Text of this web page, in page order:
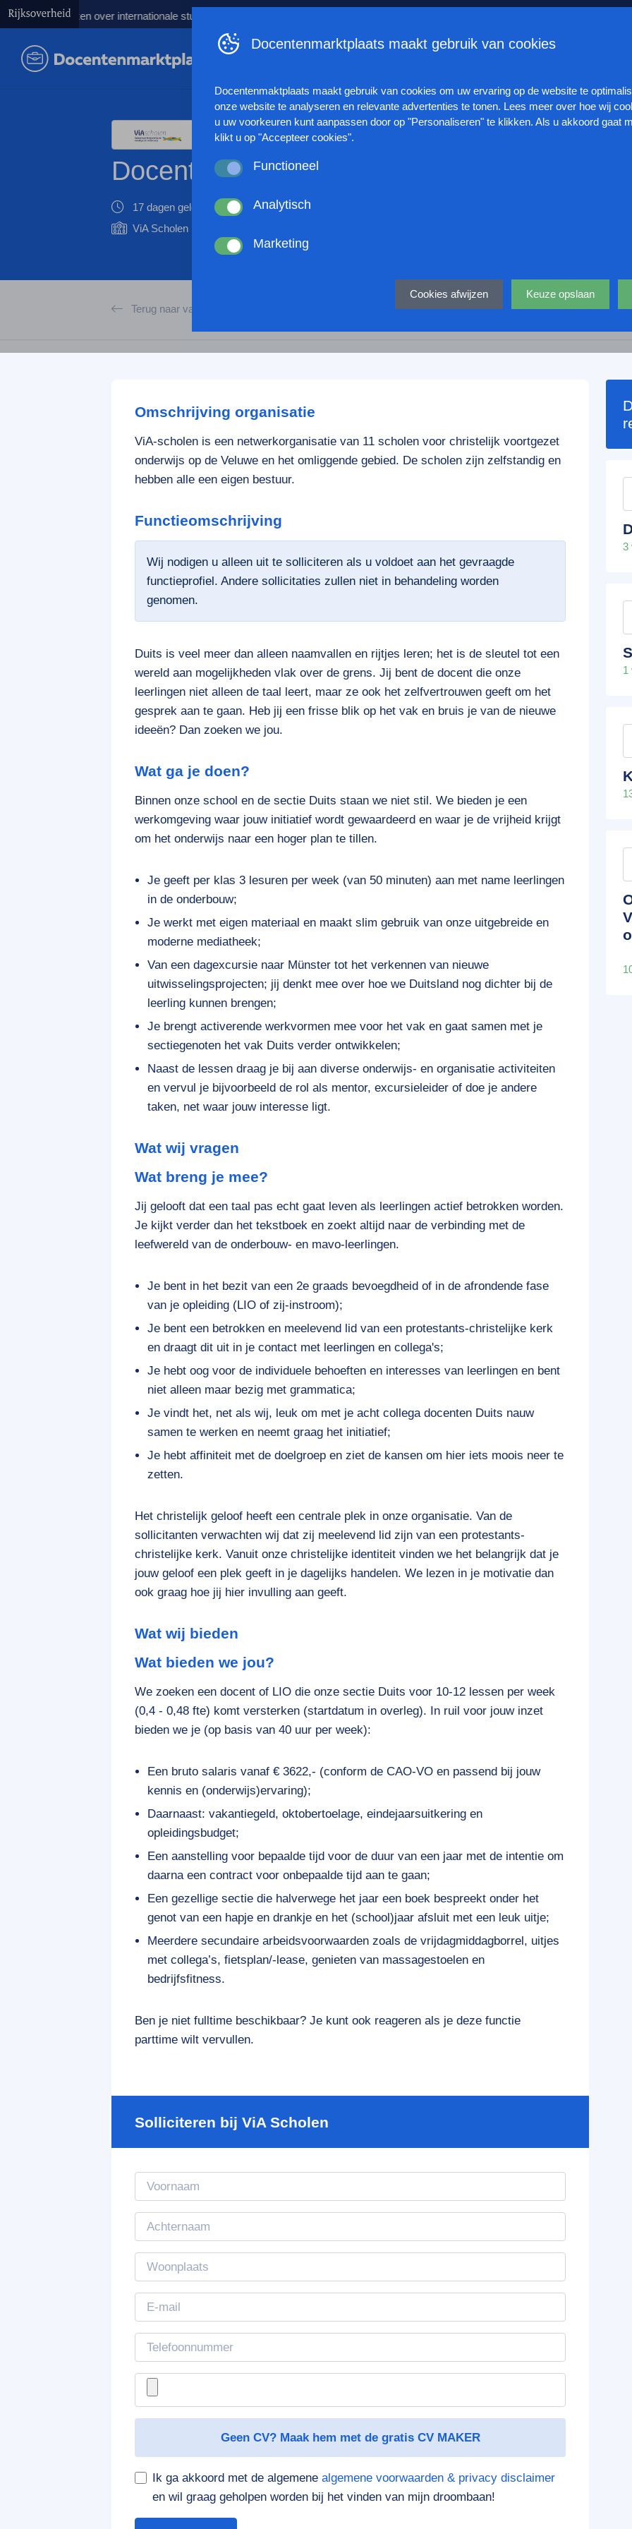
over internationale studenten
Docent Duits
17 dagen geleden geplaatst 10-12 fte/uur
ViA Scholen
Terug naar vacatures
Omschrijving organisatie
ViA-scholen is een netwerkorganisatie van 11 scholen voor christelijk voortgezet
onderwijs op de Veluwe en het omliggende gebied. De scholen zijn zelfstandig en
hebben alle een eigen bestuur.
Functieomschrijving
Wij nodigen u alleen uit te solliciteren als u voldoet aan het gevraagde
functieprofiel. Andere sollicitaties zullen niet in behandeling worden
genomen.
Duits is veel meer dan alleen naamvallen en rijtjes leren; het is de sleutel tot een
wereld aan mogelijkheden vlak over de grens. Jij bent de docent die onze
leerlingen niet alleen de taal leert, maar ze ook het zelfvertrouwen geeft om het
gesprek aan te gaan. Heb jij een frisse blik op het vak en bruis je van de nieuwe
ideeën? Dan zoeken we jou.
Wat ga je doen?
Binnen onze school en de sectie Duits staan we niet stil. We bieden je een
werkomgeving waar jouw initiatief wordt gewaardeerd en waar je de vrijheid krijgt
om het onderwijs naar een hoger plan te tillen.
Je geeft per klas 3 lesuren per week (van 50 minuten) aan met name leerlingen
in de onderbouw;
Je werkt met eigen materiaal en maakt slim gebruik van onze uitgebreide en
moderne mediatheek;
Van een dagexcursie naar Münster tot het verkennen van nieuwe
uitwisselingsprojecten; jij denkt mee over hoe we Duitsland nog dichter bij de
leerling kunnen brengen;
Je brengt activerende werkvormen mee voor het vak en gaat samen met je
sectiegenoten het vak Duits verder ontwikkelen;
Naast de lessen draag je bij aan diverse onderwijs- en organisatie activiteiten
en vervul je bijvoorbeeld de rol als mentor, excursieleider of doe je andere
taken, net waar jouw interesse ligt.
Wat wij vragen
Wat breng je mee?
Jij gelooft dat een taal pas echt gaat leven als leerlingen actief betrokken worden.
Je kijkt verder dan het tekstboek en zoekt altijd naar de verbinding met de
leefwereld van de onderbouw- en mavo-leerlingen.
Je bent in het bezit van een 2e graads bevoegdheid of in de afrondende fase
van je opleiding (LIO of zij-instroom);
Je bent een betrokken en meelevend lid van een protestants-christelijke kerk
en draagt dit uit in je contact met leerlingen en collega's;
Je hebt oog voor de individuele behoeften en interesses van leerlingen en bent
niet alleen maar bezig met grammatica;
Je vindt het, net als wij, leuk om met je acht collega docenten Duits nauw
samen te werken en neemt graag het initiatief;
Je hebt affiniteit met de doelgroep en ziet de kansen om hier iets moois neer te
zetten.
Het christelijk geloof heeft een centrale plek in onze organisatie. Van de
sollicitanten verwachten wij dat zij meelevend lid zijn van een protestants-
christelijke kerk. Vanuit onze christelijke identiteit vinden we het belangrijk dat je
jouw geloof een plek geeft in je dagelijks handelen. We lezen in je motivatie dan
ook graag hoe jij hier invulling aan geeft.
Wat wij bieden
Wat bieden we jou?
We zoeken een docent of LIO die onze sectie Duits voor 10-12 lessen per week
(0,4 - 0,48 fte) komt versterken (startdatum in overleg). In ruil voor jouw inzet
bieden we je (op basis van 40 uur per week):
Een bruto salaris vanaf € 3622,- (conform de CAO-VO en passend bij jouw
kennis en (onderwijs)ervaring);
Daarnaast: vakantiegeld, oktobertoelage, eindejaarsuitkering en
opleidingsbudget;
Een aanstelling voor bepaalde tijd voor de duur van een jaar met de intentie om
daarna een contract voor onbepaalde tijd aan te gaan;
Een gezellige sectie die halverwege het jaar een boek bespreekt onder het
genot van een hapje en drankje en het (school)jaar afsluit met een leuk uitje;
Meerdere secundaire arbeidsvoorwaarden zoals de vrijdagmiddagborrel, uitjes
met collega’s, fietsplan/-lease, genieten van massagestoelen en
bedrijfsfitness.
Ben je niet fulltime beschikbaar? Je kunt ook reageren als je deze functie
parttime wilt vervullen.
Solliciteren bij ViA Scholen
Geen CV? Maak hem met de gratis CV MAKER
Ik ga akkoord met de algemenealgemene voorwaarden & privacy disclaimer
en wil graag geholpen worden bij het vinden van mijn droombaan!
3
1
Docentenmarktplaats maakt gebruik van cookies
Docentenmaktplaats maakt gebruik van cookies om uw ervaring op de website te
onze website te analyseren en relevante advertenties te tonen. Lees meer over hoe wij
u uw voorkeuren kunt aanpassen door op "Personaliseren" te klikken. Als u akkoord gaat
klikt u op "Accepteer cookies".
Functioneel
anoniem website statistieken bij. Omdat deze cookies strikt noodzakelijk zijn, kunt u ze niet
werking van de website te beïnvloeden. U kunt deze cookies blokkeren of verwijderen door
browserinstellingen te wijzigen, zoals beschreven in ons privacy statement.
Analytisch
gebruikt of hoe effectief onze marketingcampagnes zijn. Ook helpen deze cookies ons om
passen en zo uw gebruikservaring te kunnen verbeteren.
Marketing
kunnen tonen op basis van uw interesses en surfgedrag. Ook voeren deze cookies
andere wordt voorkomen dat dezelfde advertentie voortdurend verschijnt.
Cookies afwijzen Keuze opslaan